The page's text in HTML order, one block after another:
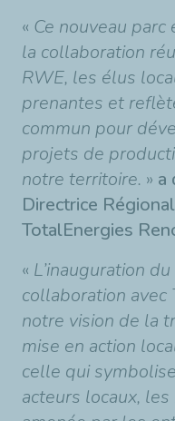
« Ce nouveau
la collaboration
RWE, les élus
prenantes et
commun pour
projets de
notre territoire. » a
Directrice
TotalEnergies
« L’inauguration
collaboration
notre vision de la
mise en action
celle qui
acteurs locaux,